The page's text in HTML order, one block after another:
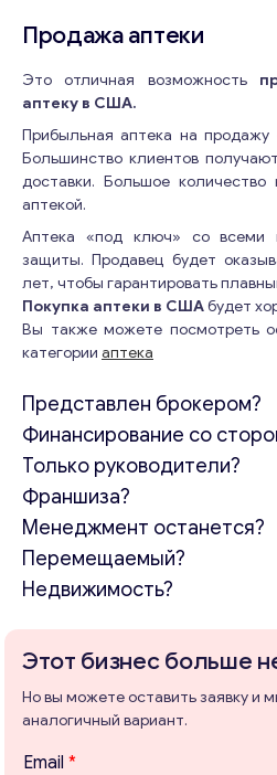
Продажа аптеки
Это отличная возможность
аптеку в США.
Прибыльная аптека на
Большинство клиентов
доставки. Большое
аптекой.
Аптека «под ключ» со всеми
защиты. Продавец будет
лет, чтобы гарантировать
Покупка аптеки в СШАбудет
Вы также можете посмотреть
категории аптека
Представлен брокером?
Финансирование со
Только руководители?
Франшиза?
Менеджмент останется?
Перемещаемый?
Недвижимость?
Этот бизнес больше
Но вы можете оставить заявку и
аналогичный вариант.
Email *